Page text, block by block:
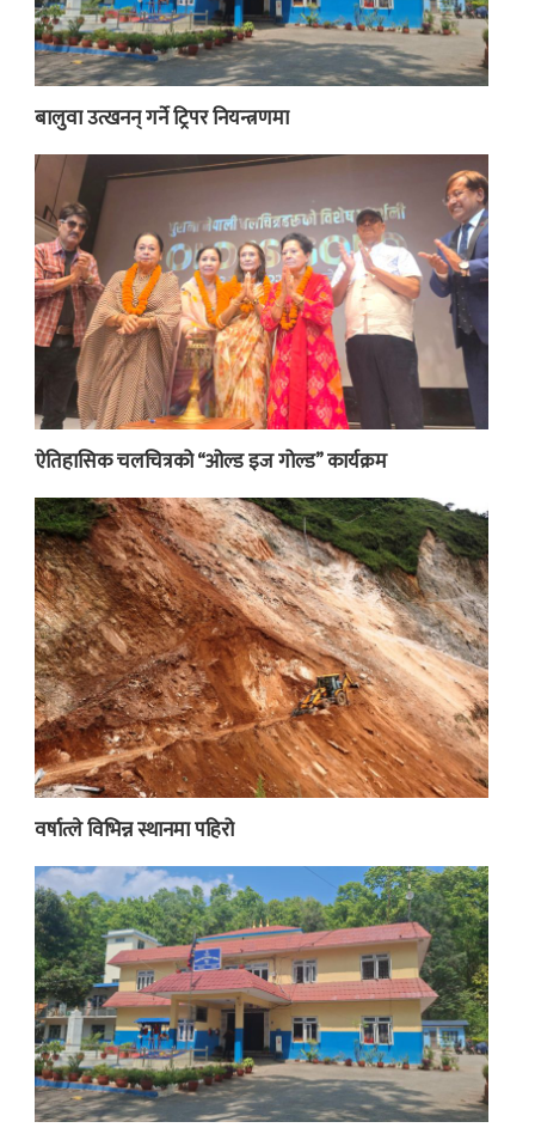
बालुवा उत्खनन् गर्ने ट्रिपर नियन्त्रणमा
ऐतिहासिक चलचित्रको “ओल्ड इज गोल्ड” कार्यक्रम
वर्षात्ले विभिन्न स्थानमा पहिरो